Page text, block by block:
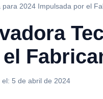
2024 Impulsada por el
el: 5 de abril de 2024